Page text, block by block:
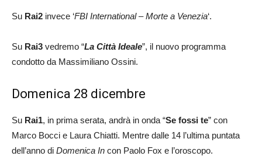
Su Rai2 invece ‘FBI International – Morte a Venezia‘.
Su Rai3 vedremo “La Città Ideale”, il nuovo programma
condotto da Massimiliano Ossini.
Domenica 28 dicembre
Su Rai1, in prima serata, andrà in onda “Se fossi te” con
Marco Bocci e Laura Chiatti. Mentre dalle 14 l’ultima puntata
dell’anno di Domenica In con Paolo Fox e l’oroscopo.